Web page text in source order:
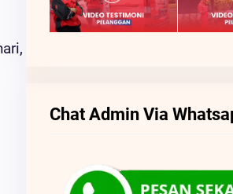
Chat Admin Via